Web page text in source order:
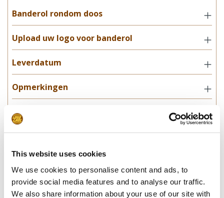
This website uses cookies
We use cookies to personalise content and ads, to
provide social media features and to analyse our traffic.
We also share information about your use of our site with
Banderol rondom doos
Upload uw logo voor banderol
Leverdatum
Opmerkingen
**Uiteindelijke prijzen kunnen afwijken door mogelijke hercalculaties in
de winkelwagen.